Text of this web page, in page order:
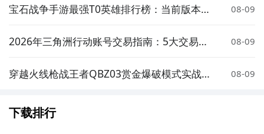
宝石战争手游最强T0英雄排行榜：当前版本高
08-09
2026年三角洲行动账号交易指南：5大交易平
08-09
穿越火线枪战王者QBZ03赏金爆破模式实战表
08-09
下载排行